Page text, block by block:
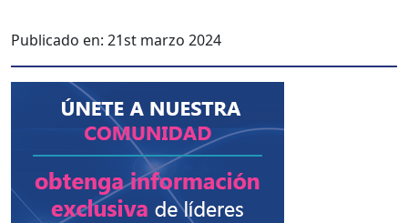
Publicado en: 21st marzo 2024